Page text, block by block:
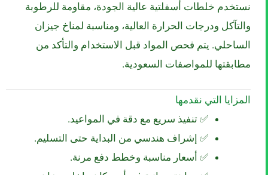
نستخدم خلطات أسفلتية عالية الجودة، مقاومة للرطوبة
والتآكل ودرجات الحرارة العالية، ومناسبة لمناخ جيزان
الساحلي. يتم فحص المواد قبل الاستخدام والتأكد من
مطابقتها للمواصفات السعودية.
المزايا التي نقدمها
✅ تنفيذ سريع مع دقة في المواعيد.
✅ إشراف هندسي من البداية حتى التسليم.
✅ أسعار مناسبة وخطط دفع مرنة.